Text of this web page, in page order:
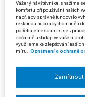
Věc:Ladislav K. v P.
pozemkovému úřadu) o
ceny.
Okresní pozemkový
tento napadený výrok o
náhrad, vztahujících se k
Vážený návštěvníku, snažíme
komfortu při používání našich
např. aby správně fungovalo
reklamou nebo abychom měli
potřebujeme souhlas se
dočasně ukládají ve vašem
využijeme ke zlepšování
míru. Oznámení o ochraně
Zamítnout